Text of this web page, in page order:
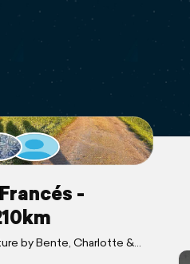
-
by Bente, Charlotte &